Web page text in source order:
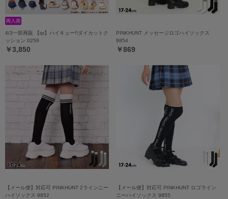
4/3一部再販 【qt】ハイキュー!!ダイカットク
ッション 0259
￥3,850
PINKHUNT メッセージロゴハイソックス
9854
￥869
【メール便】対応可 PINKHUNT 2ラインニー
ハイソックス 9852
【メール便】対応可 PINKHUNT ロゴライン
ニーハイソックス 9855